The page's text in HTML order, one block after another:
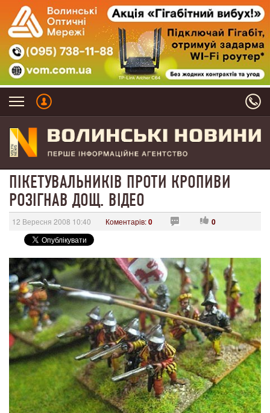
ПІКЕТУВАЛЬНИКІВ ПРОТИ КРОПИВИ
РОЗІГНАВ ДОЩ. ВІДЕО
12 Вересня 2008 10:40 Коментарів:0 0